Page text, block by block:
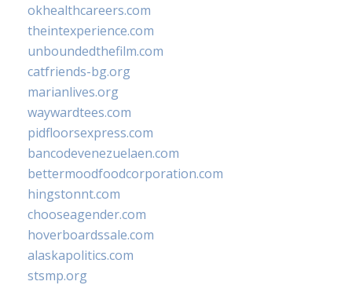
okhealthcareers.com
theintexperience.com
unboundedthefilm.com
catfriends-bg.org
marianlives.org
waywardtees.com
pidfloorsexpress.com
bancodevenezuelaen.com
bettermoodfoodcorporation.com
hingstonnt.com
chooseagender.com
hoverboardssale.com
alaskapolitics.com
stsmp.org